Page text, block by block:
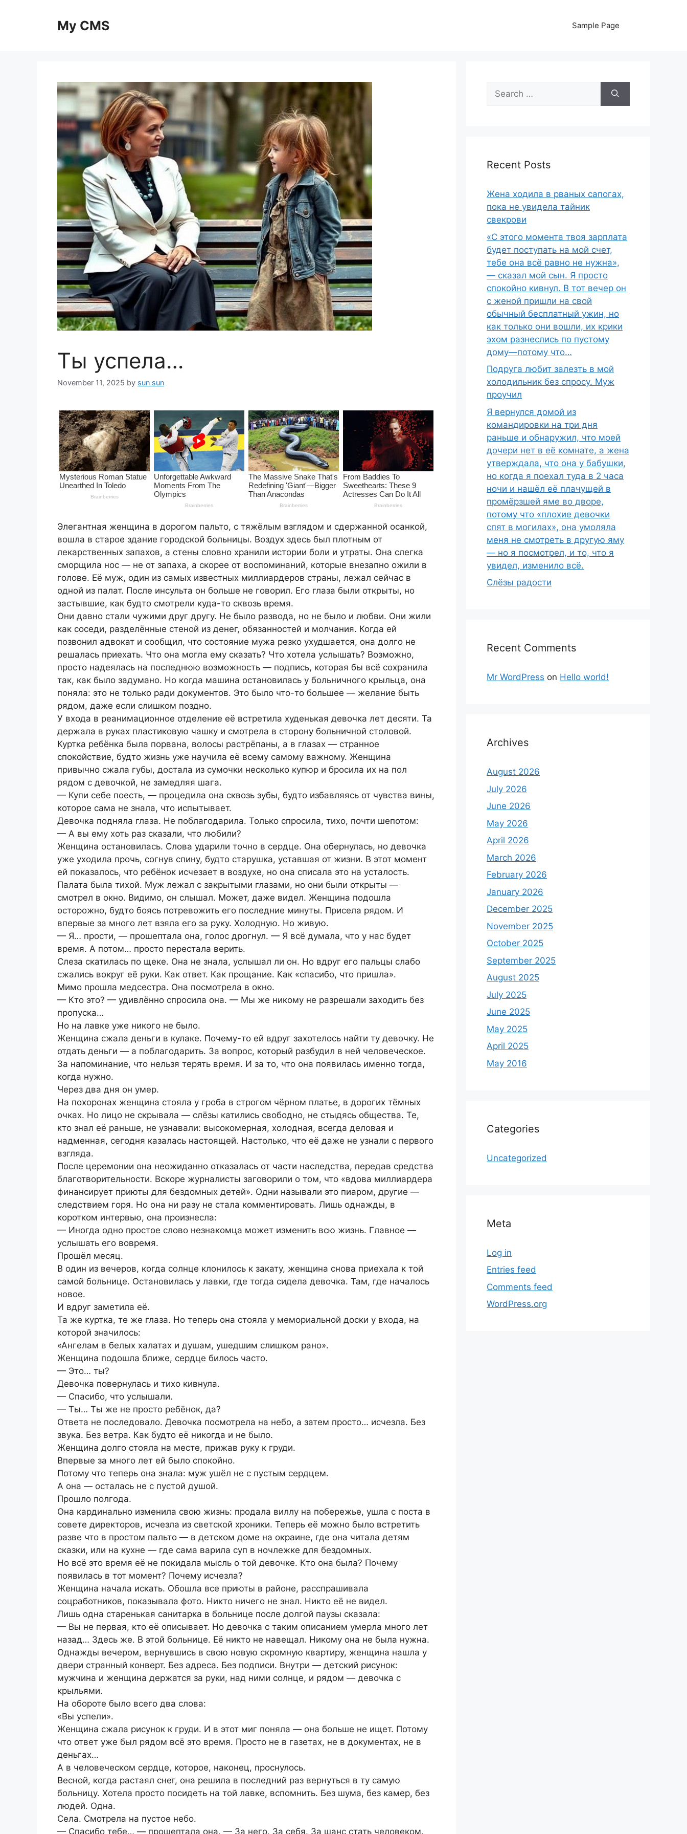
My CMS Sample Page
Ты успела…
November 11, 2025 by sun sun
Элегантная женщина в дорогом пальто, с тяжёлым взглядом и сдержанной осанкой,
вошла в старое здание городской больницы. Воздух здесь был плотным от
лекарственных запахов, а стены словно хранили истории боли и утраты. Она слегка
сморщила нос — не от запаха, а скорее от воспоминаний, которые внезапно ожили в
голове. Её муж, один из самых известных миллиардеров страны, лежал сейчас в
одной из палат. После инсульта он больше не говорил. Его глаза были открыты, но
застывшие, как будто смотрели куда-то сквозь время.
Они давно стали чужими друг другу. Не было развода, но не было и любви. Они жили
как соседи, разделённые стеной из денег, обязанностей и молчания. Когда ей
позвонил адвокат и сообщил, что состояние мужа резко ухудшается, она долго не
решалась приехать. Что она могла ему сказать? Что хотела услышать? Возможно,
просто надеялась на последнюю возможность — подпись, которая бы всё сохранила
так, как было задумано. Но когда машина остановилась у больничного крыльца, она
поняла: это не только ради документов. Это было что-то большее — желание быть
рядом, даже если слишком поздно.
У входа в реанимационное отделение её встретила худенькая девочка лет десяти. Та
держала в руках пластиковую чашку и смотрела в сторону больничной столовой.
Куртка ребёнка была порвана, волосы растрёпаны, а в глазах — странное
спокойствие, будто жизнь уже научила её всему самому важному. Женщина
привычно сжала губы, достала из сумочки несколько купюр и бросила их на пол
рядом с девочкой, не замедляя шага.
— Купи себе поесть, — процедила она сквозь зубы, будто избавляясь от чувства вины,
которое сама не знала, что испытывает.
Девочка подняла глаза. Не поблагодарила. Только спросила, тихо, почти шепотом:
— А вы ему хоть раз сказали, что любили?
Женщина остановилась. Слова ударили точно в сердце. Она обернулась, но девочка
уже уходила прочь, согнув спину, будто старушка, уставшая от жизни. В этот момент
ей показалось, что ребёнок исчезает в воздухе, но она списала это на усталость.
Палата была тихой. Муж лежал с закрытыми глазами, но они были открыты —
смотрел в окно. Видимо, он слышал. Может, даже видел. Женщина подошла
осторожно, будто боясь потревожить его последние минуты. Присела рядом. И
впервые за много лет взяла его за руку. Холодную. Но живую.
— Я… прости, — прошептала она, голос дрогнул. — Я всё думала, что у нас будет
время. А потом… просто перестала верить.
Слеза скатилась по щеке. Она не знала, услышал ли он. Но вдруг его пальцы слабо
сжались вокруг её руки. Как ответ. Как прощание. Как «спасибо, что пришла».
Мимо прошла медсестра. Она посмотрела в окно.
— Кто это? — удивлённо спросила она. — Мы же никому не разрешали заходить без
пропуска…
Но на лавке уже никого не было.
Женщина сжала деньги в кулаке. Почему-то ей вдруг захотелось найти ту девочку. Не
отдать деньги — а поблагодарить. За вопрос, который разбудил в ней человеческое.
За напоминание, что нельзя терять время. И за то, что она появилась именно тогда,
когда нужно.
Через два дня он умер.
На похоронах женщина стояла у гроба в строгом чёрном платье, в дорогих тёмных
очках. Но лицо не скрывала — слёзы катились свободно, не стыдясь общества. Те,
кто знал её раньше, не узнавали: высокомерная, холодная, всегда деловая и
надменная, сегодня казалась настоящей. Настолько, что её даже не узнали с первого
взгляда.
После церемонии она неожиданно отказалась от части наследства, передав средства
благотворительности. Вскоре журналисты заговорили о том, что «вдова миллиардера
финансирует приюты для бездомных детей». Одни называли это пиаром, другие —
следствием горя. Но она ни разу не стала комментировать. Лишь однажды, в
коротком интервью, она произнесла:
— Иногда одно простое слово незнакомца может изменить всю жизнь. Главное —
услышать его вовремя.
Прошёл месяц.
В один из вечеров, когда солнце клонилось к закату, женщина снова приехала к той
самой больнице. Остановилась у лавки, где тогда сидела девочка. Там, где началось
новое.
И вдруг заметила её.
Та же куртка, те же глаза. Но теперь она стояла у мемориальной доски у входа, на
которой значилось:
«Ангелам в белых халатах и душам, ушедшим слишком рано».
Женщина подошла ближе, сердце билось часто.
— Это… ты?
Девочка повернулась и тихо кивнула.
— Спасибо, что услышали.
— Ты… Ты же не просто ребёнок, да?
Ответа не последовало. Девочка посмотрела на небо, а затем просто… исчезла. Без
звука. Без ветра. Как будто её никогда и не было.
Женщина долго стояла на месте, прижав руку к груди.
Впервые за много лет ей было спокойно.
Потому что теперь она знала: муж ушёл не с пустым сердцем.
А она — осталась не с пустой душой.
Прошло полгода.
Она кардинально изменила свою жизнь: продала виллу на побережье, ушла с поста в
совете директоров, исчезла из светской хроники. Теперь её можно было встретить
разве что в простом пальто — в детском доме на окраине, где она читала детям
сказки, или на кухне — где сама варила суп в ночлежке для бездомных.
Но всё это время её не покидала мысль о той девочке. Кто она была? Почему
появилась в тот момент? Почему исчезла?
Женщина начала искать. Обошла все приюты в районе, расспрашивала
соцработников, показывала фото. Никто ничего не знал. Никто её не видел.
Лишь одна старенькая санитарка в больнице после долгой паузы сказала:
— Вы не первая, кто её описывает. Но девочка с таким описанием умерла много лет
назад… Здесь же. В этой больнице. Её никто не навещал. Никому она не была нужна.
Однажды вечером, вернувшись в свою новую скромную квартиру, женщина нашла у
двери странный конверт. Без адреса. Без подписи. Внутри — детский рисунок:
мужчина и женщина держатся за руки, над ними солнце, и рядом — девочка с
крыльями.
На обороте было всего два слова:
«Вы успели».
Женщина сжала рисунок к груди. И в этот миг поняла — она больше не ищет. Потому
что ответ уже был рядом всё это время. Просто не в газетах, не в документах, не в
деньгах…
А в человеческом сердце, которое, наконец, проснулось.
Весной, когда растаял снег, она решила в последний раз вернуться в ту самую
больницу. Хотела просто посидеть на той лавке, вспомнить. Без шума, без камер, без
людей. Одна.
Села. Смотрела на пустое небо.
— Спасибо тебе… — прошептала она. — За него. За себя. За шанс стать человеком.
Search
for:
Recent Posts
Жена ходила в рваных сапогах,
пока не увидела тайник
свекрови
«С этого момента твоя зарплата
будет поступать на мой счет,
тебе она всё равно не нужна»,
— сказал мой сын. Я просто
спокойно кивнул. В тот вечер он
с женой пришли на свой
обычный бесплатный ужин, но
как только они вошли, их крики
эхом разнеслись по пустому
дому—потому что…
Подруга любит залезть в мой
холодильник без спросу. Муж
проучил
Я вернулся домой из
командировки на три дня
раньше и обнаружил, что моей
дочери нет в её комнате, а жена
утверждала, что она у бабушки,
но когда я поехал туда в 2 часа
ночи и нашёл её плачущей в
промёрзшей яме во дворе,
потому что «плохие девочки
спят в могилах», она умоляла
меня не смотреть в другую яму
— но я посмотрел, и то, что я
увидел, изменило всё.
Слёзы радости
Recent Comments
Mr WordPress on Hello world!
Archives
August 2026
July 2026
June 2026
May 2026
April 2026
March 2026
February 2026
January 2026
December 2025
November 2025
October 2025
September 2025
August 2025
July 2025
June 2025
May 2025
April 2025
May 2016
Categories
Uncategorized
Meta
Log in
Entries feed
Comments feed
WordPress.org